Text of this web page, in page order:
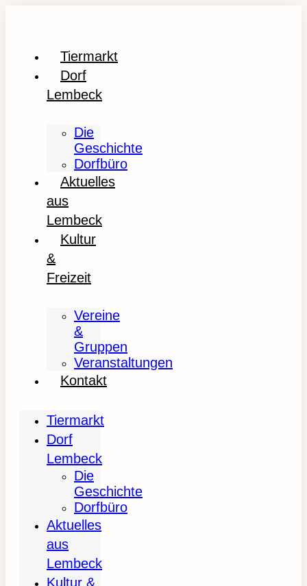
Tiermarkt
Dorf
Lembeck
Die
Geschichte
Dorfbüro
Aktuelles
aus
Lembeck
Kultur
&
Freizeit
Vereine
&
Gruppen
Veranstaltungen
Kontakt
Tiermarkt
Dorf
Lembeck
Die
Geschichte
Dorfbüro
Aktuelles
aus
Lembeck
Kultur &